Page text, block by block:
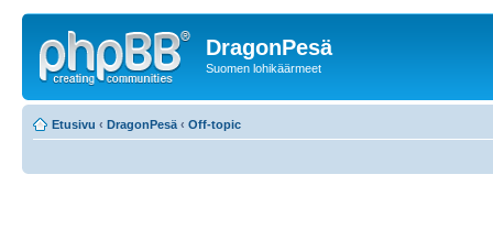
DragonPesä
Suomen lohikäärmeet
Etusivu ‹ DragonPesä ‹ Off-topic